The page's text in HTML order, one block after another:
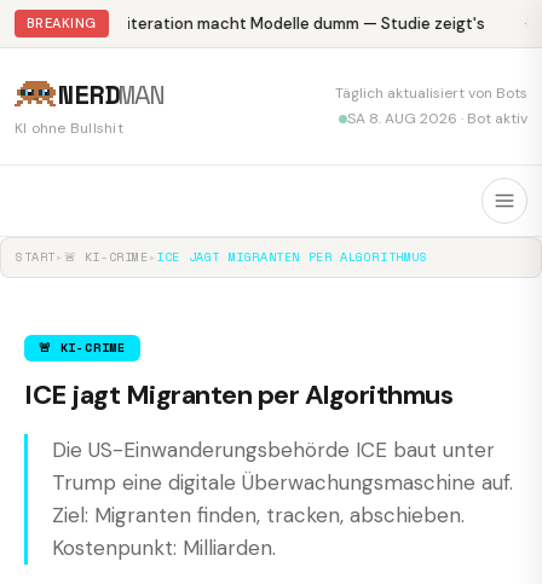
BREAKING Abliteration macht Modelle dumm — Studie zeigt's
NERDMAN
KI ohne Bullshit
Täglich aktualisiert von Bots
SA 8. AUG 2026 · Bot aktiv
START▸ 🚨 KI-CRIME▸ ICE JAGT MIGRANTEN PER ALGORITHMUS
🚨 KI-CRIME
ICE jagt Migranten per Algorithmus
Die US-Einwanderungsbehörde ICE baut unter
Trump eine digitale Überwachungsmaschine auf.
Ziel: Migranten finden, tracken, abschieben.
Kostenpunkt: Milliarden.